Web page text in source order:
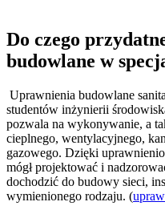
Do czego
budowlane w
Uprawnienia budowlane
studentów inżynierii
pozwala na wykonywanie, a
cieplnego, wentylacyjnego,
gazowego. Dzięki
mógł projektować i
dochodzić do budowy sieci,
wymienionego rodzaju. (